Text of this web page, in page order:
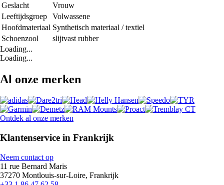
Geslacht
Vrouw
Leeftijdsgroep
Volwassene
Hoofdmateriaal Synthetisch materiaal / textiel
Schoenzool
slijtvast rubber
Loading...
Loading...
Al onze merken
Ontdek al onze merken
Klantenservice in Frankrijk
Neem contact op
11 rue Bernard Maris
37270 Montlouis-sur-Loire, Frankrijk